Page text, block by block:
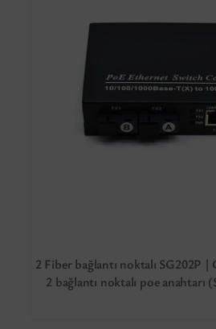
2 Fiber bağlantı noktalı SG202P
2 bağlantı noktalı poe anahtarı